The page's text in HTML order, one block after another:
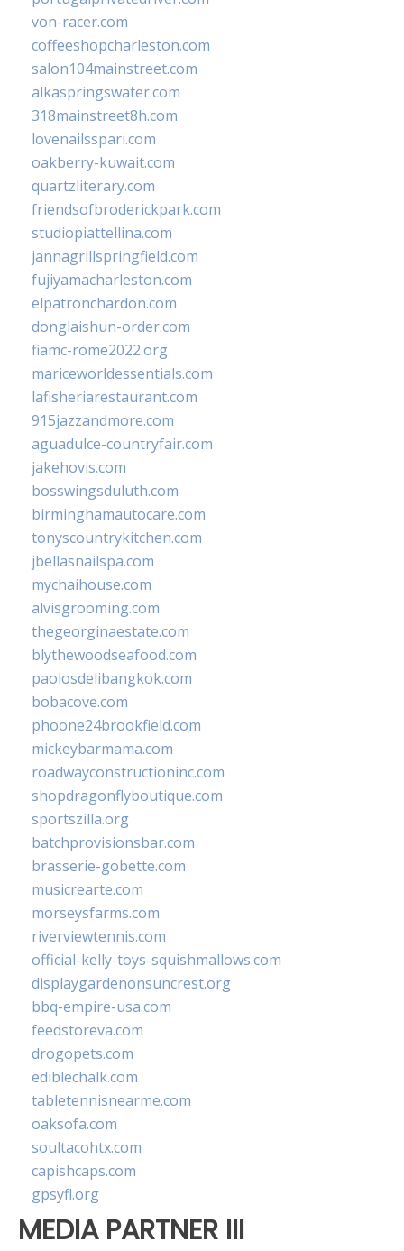
von-racer.com
coffeeshopcharleston.com
salon104mainstreet.com
alkaspringswater.com
318mainstreet8h.com
lovenailsspari.com
oakberry-kuwait.com
quartzliterary.com
friendsofbroderickpark.com
studiopiattellina.com
jannagrillspringfield.com
fujiyamacharleston.com
elpatronchardon.com
donglaishun-order.com
fiamc-rome2022.org
mariceworldessentials.com
lafisheriarestaurant.com
915jazzandmore.com
aguadulce-countryfair.com
jakehovis.com
bosswingsduluth.com
birminghamautocare.com
tonyscountrykitchen.com
jbellasnailspa.com
mychaihouse.com
alvisgrooming.com
thegeorginaestate.com
blythewoodseafood.com
paolosdelibangkok.com
bobacove.com
phoone24brookfield.com
mickeybarmama.com
roadwayconstructioninc.com
shopdragonflyboutique.com
sportszilla.org
batchprovisionsbar.com
brasserie-gobette.com
musicrearte.com
morseysfarms.com
riverviewtennis.com
official-kelly-toys-squishmallows.com
displaygardenonsuncrest.org
bbq-empire-usa.com
feedstoreva.com
drogopets.com
ediblechalk.com
tabletennisnearme.com
oaksofa.com
soultacohtx.com
capishcaps.com
gpsyfl.org
MEDIA PARTNER III